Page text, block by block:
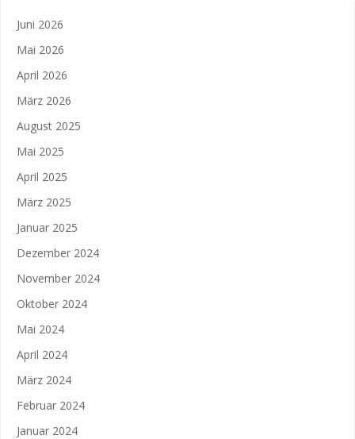
Juni 2026
Mai 2026
April 2026
März 2026
August 2025
Mai 2025
April 2025
März 2025
Januar 2025
Dezember 2024
November 2024
Oktober 2024
Mai 2024
April 2024
März 2024
Februar 2024
Januar 2024